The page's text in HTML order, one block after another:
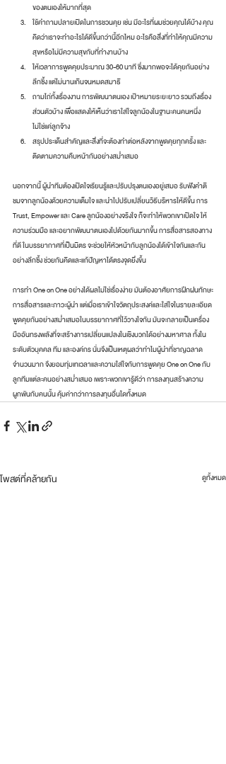
ของตนเองให้มากที่สุด
ใช้คำถามปลายเปิดในการชวนคุย เช่น มีอะไรที่ผมช่วยคุณได้บ้าง คุณ
คิดว่าเราจะทำอะไรได้ดีขึ้นกว่านี้อีกไหม อะไรคือสิ่งที่ทำให้คุณมีความ
สุขหรือไม่มีความสุขกับที่ทำงานบ้าง
ให้เวลาการพูดคุยประมาณ 30-60 นาที ซึ่งมากพอจะได้คุยกันอย่าง
ลึกซึ้ง แต่ไม่นานเกินจนหมดสมาธิ
ถามไถ่ทั้งเรื่องงาน การพัฒนาตนเอง เป้าหมายระยะยาว รวมถึงเรื่อง
ส่วนตัวบ้าง เพื่อแสดงให้เห็นว่าเราใส่ใจลูกน้องในฐานะคนคนหนึ่ง
ไม่ใช่แค่ลูกจ้าง
สรุปประเด็นสำคัญและสิ่งที่จะต้องทำต่อหลังจากพูดคุยทุกครั้ง และ
ติดตามความคืบหน้ากันอย่างสม่ำเสมอ
นอกจากนี้ ผู้นำทีมต้องเปิดใจเรียนรู้และปรับปรุงตนเองอยู่เสมอ รับฟังคำติ
ชมจากลูกน้องด้วยความเต็มใจ และนำไปปรับเปลี่ยนวิธีบริหารให้ดีขึ้น การ
Trust, Empower และ Care ลูกน้องอย่างจริงใจ ก็จะทำให้พวกเขาเปิดใจ ให้
ความร่วมมือ และอยากพัฒนาตนเองไปด้วยกันมากขึ้น การสื่อสารสองทาง
ที่ดี ในบรรยากาศที่เป็นมิตร จะช่วยให้หัวหน้ากับลูกน้องได้เข้าใจกันและกัน
อย่างลึกซึ้ง ช่วยกันคิดและแก้ปัญหาได้ตรงจุดยิ่งขึ้น
การทำ One on One อย่างได้ผลไม่ใช่เรื่องง่าย มันต้องอาศัยการฝึกฝนทักษะ
การสื่อสารและภาวะผู้นำ แต่เมื่อเราเข้าใจวัตถุประสงค์และใส่ใจในรายละเอียด
พูดคุยกันอย่างสม่ำเสมอในบรรยากาศที่ไว้วางใจกัน มันจะกลายเป็นเครื่อง
มืออันทรงพลังที่จะสร้างการเปลี่ยนแปลงในเชิงบวกได้อย่างมหาศาล ทั้งใน
ระดับตัวบุคคล ทีม และองค์กร นั่นจึงเป็นเหตุผลว่าทำไมผู้นำที่ชาญฉลาด
จำนวนมาก จึงยอมทุ่มเทเวลาและความใส่ใจกับการพูดคุย One on One กับ
ลูกทีมแต่ละคนอย่างสม่ำเสมอ เพราะพวกเขารู้ดีว่า การลงทุนสร้างความ
ผูกพันกับคนนั้น คุ้มค่ากว่าการลงทุนอื่นใดทั้งหมด
โพสต์ที่คล้ายกัน ดูทั้งหมด